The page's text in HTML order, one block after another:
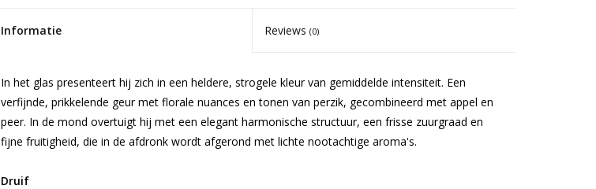
Informatie Reviews(0)
In het glas presenteert hij zich in een heldere, strogele kleur van gemiddelde intensiteit. Een
verfijnde, prikkelende geur met florale nuances en tonen van perzik, gecombineerd met appel en
peer. In de mond overtuigt hij met een elegant harmonische structuur, een frisse zuurgraad en
fijne fruitigheid, die in de afdronk wordt afgerond met lichte nootachtige aroma's.
Druif